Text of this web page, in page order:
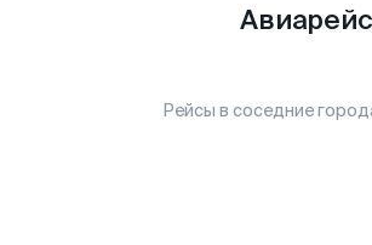
Рейсы в соседние